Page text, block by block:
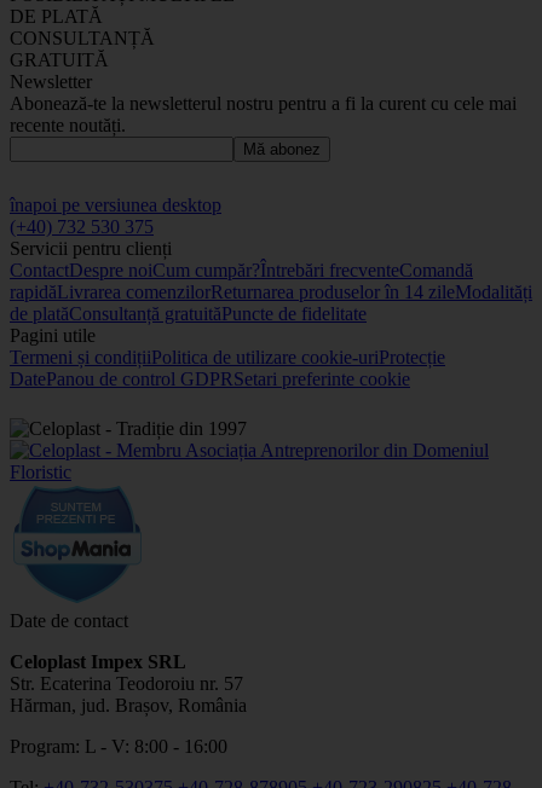
DE PLATĂ
CONSULTANȚĂ
GRATUITĂ
Newsletter
Abonează-te la newsletterul nostru pentru a fi la curent cu cele mai
recente noutăți.
Mă abonez
înapoi pe versiunea desktop
(+40) 732 530 375
Servicii pentru clienți
ContactDespre noiCum cumpăr?Întrebări frecventeComandă
rapidăLivrarea comenzilorReturnarea produselor în 14 zileModalități
de platăConsultanță gratuităPuncte de fidelitate
Pagini utile
Termeni și condițiiPolitica de utilizare cookie-uriProtecție
DatePanou de control GDPRSetari preferinte cookie
Date de contact
Celoplast Impex SRL
Str. Ecaterina Teodoroiu nr. 57
Hărman, jud. Brașov, România
Program: L - V: 8:00 - 16:00